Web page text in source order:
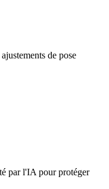
de pose
par l'IA pour protéger